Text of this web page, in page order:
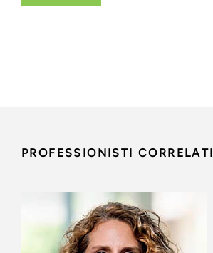
PROFESSIONISTI CORRELATI